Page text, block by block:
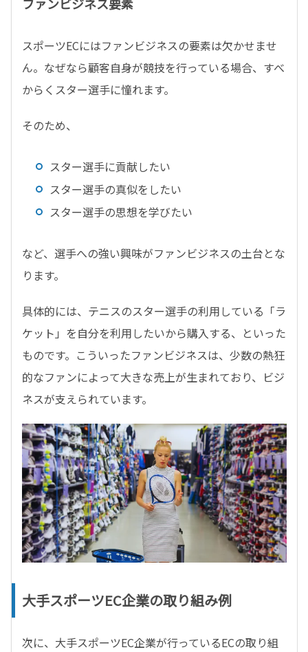
スポーツECにはファンビジネスの要素は欠かせませ
ん。なぜなら顧客自身が競技を行っている場合、すべ
からくスター選手に憧れます。
そのため、
スター選手に貢献したい
スター選手の真似をしたい
スター選手の思想を学びたい
など、選手への強い興味がファンビジネスの土台とな
ります。
具体的には、テニスのスター選手の利用している「ラ
ケット」を自分を利用したいから購入する、といった
ものです。こういったファンビジネスは、少数の熱狂
的なファンによって大きな売上が生まれており、ビジ
ネスが支えられています。
大手スポーツEC企業の取り組み例
次に、大手スポーツEC企業が行っているECの取り組